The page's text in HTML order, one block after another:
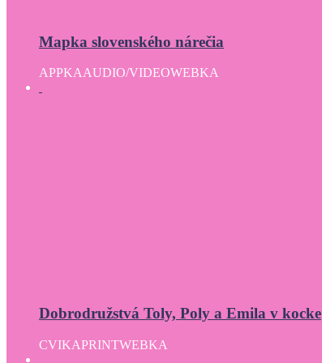
Mapka slovenského nárečia
APPKAAUDIO/VIDEOWEBKA
Dobrodružstvá Toly, Poly a Emila v kocke
CVIKAPRINTWEBKA